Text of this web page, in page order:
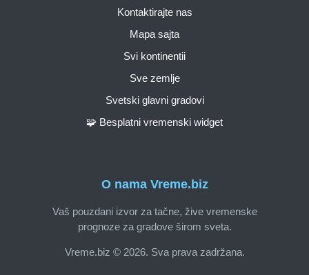
O nama Vreme.biz
Vaš pouzdani izvor za tačne, žive vremenske
prognoze za gradove širom sveta.
Vreme.biz © 2026. Sva prava zadržana.
Kontaktirajte nas
Mapa sajta
Svi kontinentii
Sve zemlje
Svetski glavni gradovi
🧩 Besplatni vremenski widget